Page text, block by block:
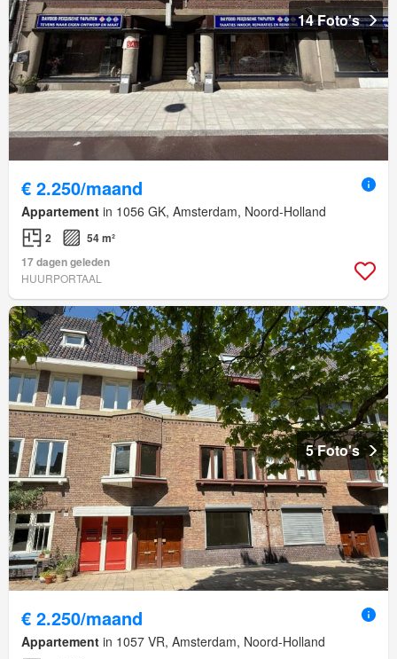
14 Foto's
€ 2.250/maand
Appartement in 1056 GK, Amsterdam, Noord-Holland
2
54 m²
17 dagen geleden
HUURPORTAAL
5 Foto's
€ 2.250/maand
Appartement in 1057 VR, Amsterdam, Noord-Holland